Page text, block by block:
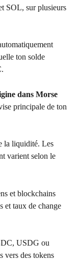
SOL, sur plusieurs
ton solde
dans Morse
principale de ton
la liquidité. Les
varient selon le
et blockchains
et taux de change
USDG ou
vers des tokens